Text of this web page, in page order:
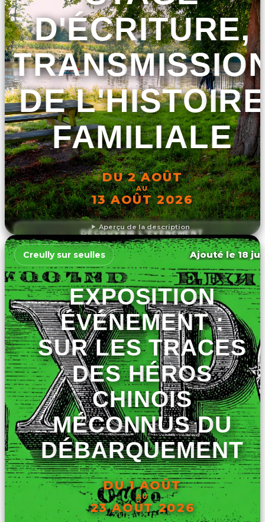
Aperçu de la description
D'ÉCRITURE,
DE L'HISTOIRE
FAMILIALE
DU 2 AOÛT
AU
13 AOÛT 2026
DÉCOUVRIR L'ÉVÉNEMENT
Creully sur seulles Ajouté le 18
EXPOSITION
ÉVÉNEMENT :
SUR LES TRACES
DES HÉROS
CHINOIS
MÉCONNUS DU
DÉBARQUEMENT
DU 1 AOÛT
AU
23 AOÛT 2026